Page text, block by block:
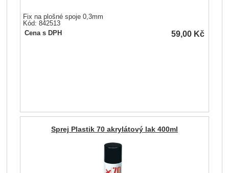
Fix na plošné spoje 0,3mm
Kód: 842513
Cena s DPH
59,00 Kč
Sprej Plastik 70 akrylátový lak 400ml